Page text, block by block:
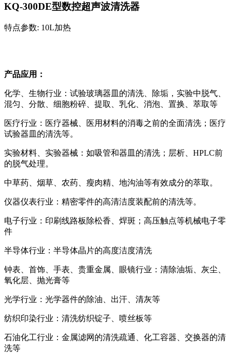
KQ-300DE型数控超声波清洗器
特点参数: 10L加热
产品应用：
化学、生物行业：试验玻璃器皿的清洗、除垢，实验中脱气、
混匀、分散、细胞粉碎、提取、乳化、消泡、置换、萃取等
医疗行业：医疗器械、医用材料的消毒之前的全面清洗；医疗
试验器皿的清洗等。
实验材料、实验器械：如吸管和器皿的清洗；层析、HPLC前
的脱气处理。
中草药、烟草、农药、瘦肉精、地沟油等有效成分的萃取。
仪器仪表行业：精密零件的高清洁度装配前的清洗等。
电子行业：印刷线路板除松香、焊斑；高压触点等机械电子零
件
半导体行业：半导体晶片的高度洁度清洗
钟表、首饰、手表、贵重金属、眼镜行业：清除油垢、灰尘、
氧化层、抛光膏等
光学行业：光学器件的除油、出汗、清灰等
纺织印染行业：清洗纺织锭子、喷丝板等
石油化工行业：金属滤网的清洗疏通、化工容器、交换器的清
洗等